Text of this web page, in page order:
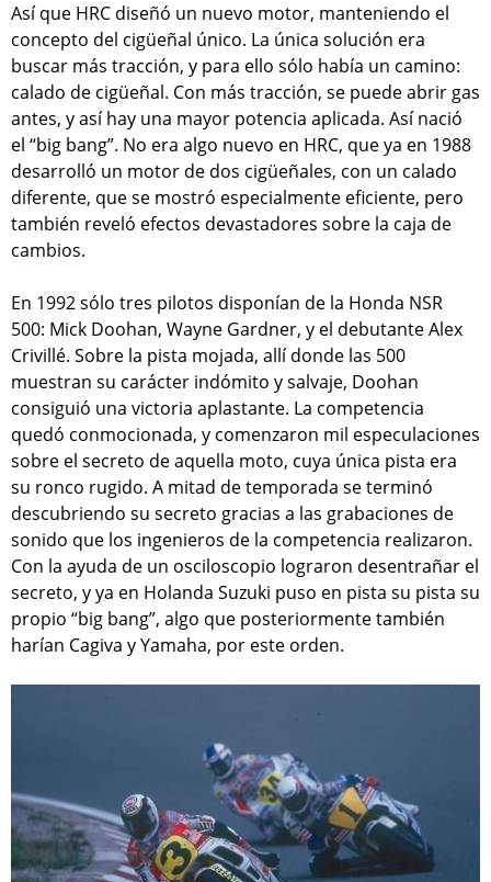
Así que HRC diseñó un nuevo motor, manteniendo el
concepto del cigüeñal único. La única solución era
buscar más tracción, y para ello sólo había un camino:
calado de cigüeñal. Con más tracción, se puede abrir gas
antes, y así hay una mayor potencia aplicada. Así nació
el “big bang”. No era algo nuevo en HRC, que ya en 1988
desarrolló un motor de dos cigüeñales, con un calado
diferente, que se mostró especialmente eficiente, pero
también reveló efectos devastadores sobre la caja de
cambios.
En 1992 sólo tres pilotos disponían de la Honda NSR
500: Mick Doohan, Wayne Gardner, y el debutante Alex
Crivillé. Sobre la pista mojada, allí donde las 500
muestran su carácter indómito y salvaje, Doohan
consiguió una victoria aplastante. La competencia
quedó conmocionada, y comenzaron mil especulaciones
sobre el secreto de aquella moto, cuya única pista era
su ronco rugido. A mitad de temporada se terminó
descubriendo su secreto gracias a las grabaciones de
sonido que los ingenieros de la competencia realizaron.
Con la ayuda de un osciloscopio lograron desentrañar el
secreto, y ya en Holanda Suzuki puso en pista su pista su
propio “big bang”, algo que posteriormente también
harían Cagiva y Yamaha, por este orden.